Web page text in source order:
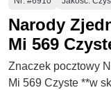
Narody
Mi 569
Znaczek pocztowy
Mi 569 Czyste **w